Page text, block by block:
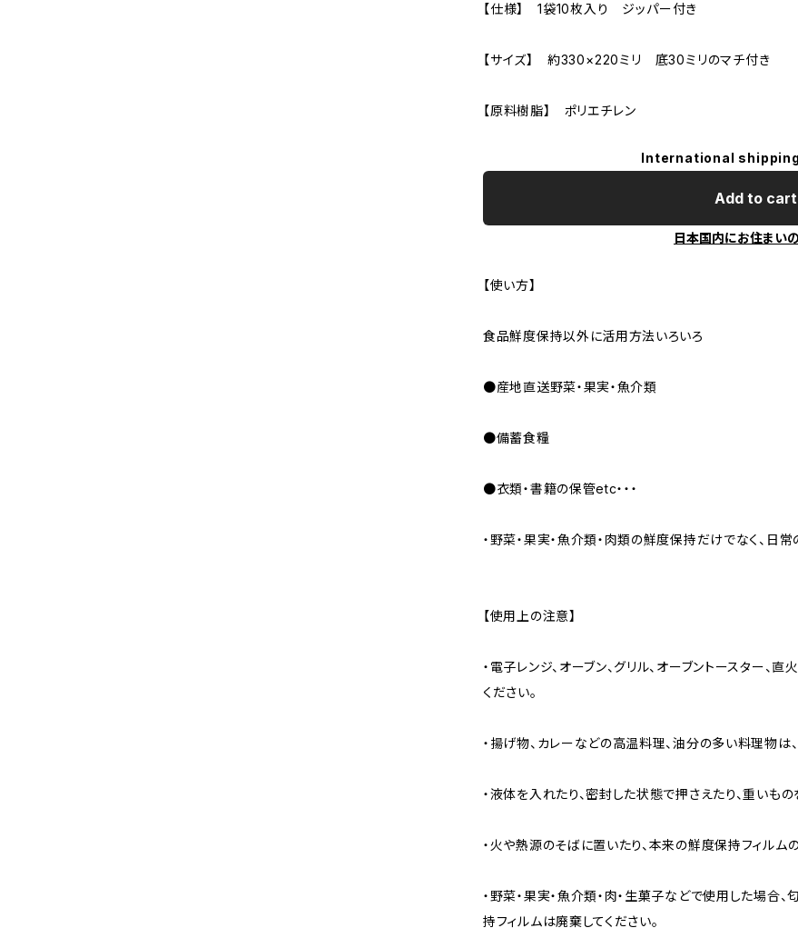
【仕様】 1袋10枚入り ジッパー付き
【サイズ】 約330×220ミリ 底30ミリのマチ付き
【原料樹脂】 ポリエチレン
International
Add to cart
日本国内にお住まい
【使い方】
食品鮮度保持以外に活用方法いろいろ
●産地直送野菜・果実・魚介類
●備蓄食糧
●衣類・書籍の保管etc・・・
・野菜・果実・魚介類・肉類の鮮度保持だけでなく、日
【使用上の注意】
・電子レンジ、オーブン、グリル、オーブントースター、
ください。
・揚げ物、カレーなどの高温料理、油分の多い料理物は
・液体を入れたり、密封した状態で押さえたり、重いもの
・火や熱源のそばに置いたり、本来の鮮度保持フィルム
・野菜・果実・魚介類・肉・生菓子などで使用した場合
持フィルムは廃棄してください。